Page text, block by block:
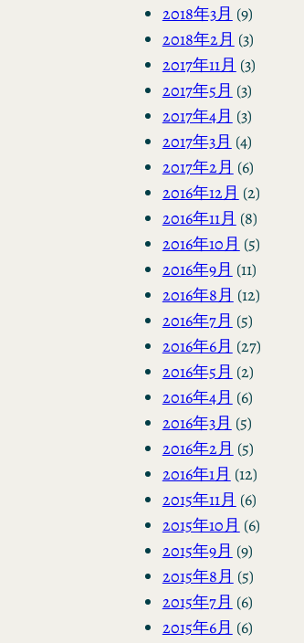
2018年3月 (9)
2018年2月 (3)
2017年11月 (3)
2017年5月 (3)
2017年4月 (3)
2017年3月 (4)
2017年2月 (6)
2016年12月 (2)
2016年11月 (8)
2016年10月 (5)
2016年9月 (11)
2016年8月 (12)
2016年7月 (5)
2016年6月 (27)
2016年5月 (2)
2016年4月 (6)
2016年3月 (5)
2016年2月 (5)
2016年1月 (12)
2015年11月 (6)
2015年10月 (6)
2015年9月 (9)
2015年8月 (5)
2015年7月 (6)
2015年6月 (6)